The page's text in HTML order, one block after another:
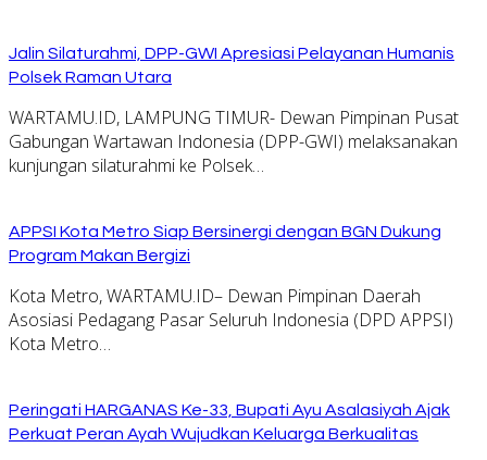
Jalin Silaturahmi, DPP-GWI Apresiasi Pelayanan Humanis
Polsek Raman Utara
WARTAMU.ID, LAMPUNG TIMUR- Dewan Pimpinan Pusat
Gabungan Wartawan Indonesia (DPP-GWI) melaksanakan
kunjungan silaturahmi ke Polsek…
APPSI Kota Metro Siap Bersinergi dengan BGN Dukung
Program Makan Bergizi
Kota Metro, WARTAMU.ID– Dewan Pimpinan Daerah
Asosiasi Pedagang Pasar Seluruh Indonesia (DPD APPSI)
Kota Metro…
Peringati HARGANAS Ke-33, Bupati Ayu Asalasiyah Ajak
Perkuat Peran Ayah Wujudkan Keluarga Berkualitas